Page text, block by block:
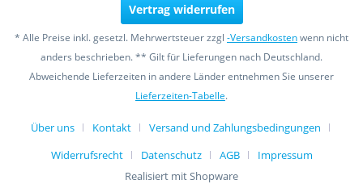
Vertrag widerrufen
* Alle Preise inkl. gesetzl. Mehrwertsteuer zzgl -Versandkostenwenn nicht
anders beschrieben. ** Gilt für Lieferungen nach Deutschland.
Abweichende Lieferzeiten in andere Länder entnehmen Sie unserer
Lieferzeiten-Tabelle.
Über uns Kontakt
Versand und Zahlungsbedingungen
Widerrufsrecht
Datenschutz AGB
Impressum
Realisiert mit Shopware